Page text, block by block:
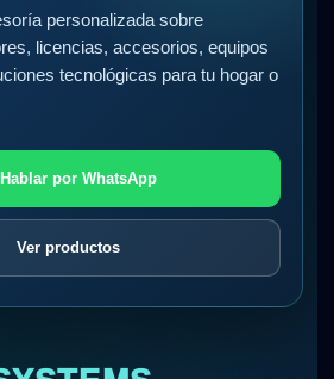
personalizada sobre
licencias, accesorios, equipos
tecnológicas para tu hogar o
Hablar por WhatsApp
Ver productos